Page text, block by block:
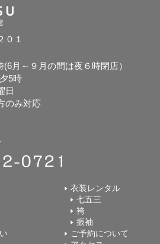
０１
月～９月の間は夜６時閉店）
5時
日
方のみ対応
衣装レンタル
七五三
袴
振袖
ご予約について